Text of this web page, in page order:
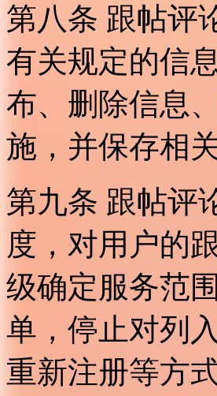
第八条 跟帖评
有关规定的信
布、删除信息
施，并保存相
第九条 跟帖评
度，对用户的
级确定服务范
单，停止对列
重新注册等方